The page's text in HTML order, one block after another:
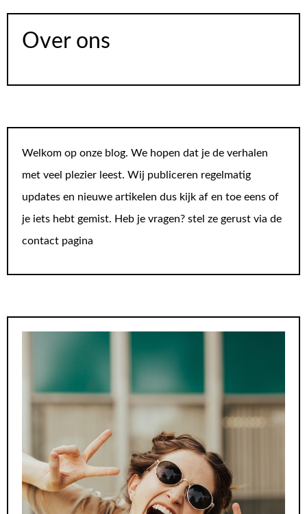
Over ons
Welkom op onze blog. We hopen dat je de verhalen
met veel plezier leest. Wij publiceren regelmatig
updates en nieuwe artikelen dus kijk af en toe eens of
je iets hebt gemist. Heb je vragen? stel ze gerust via de
contact pagina